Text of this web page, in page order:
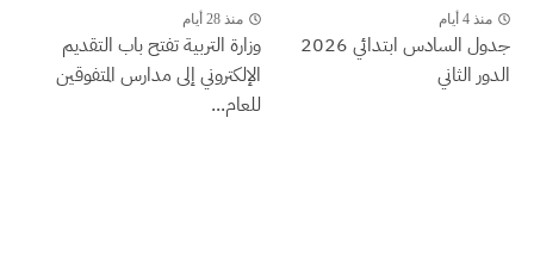
منذ 4 أيام
جدول السادس ابتدائي 2026
الدور الثاني
منذ 28 أيام
وزارة التربية تفتح باب التقديم
الإلكتروني إلى مدارس المتفوقين
للعام...